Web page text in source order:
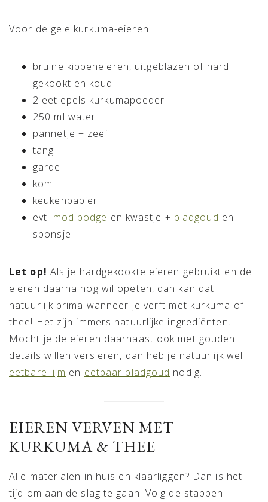
Voor de gele kurkuma-eieren:
bruine kippeneieren, uitgeblazen of hard
gekookt en koud
2 eetlepels kurkumapoeder
250 ml water
pannetje + zeef
tang
garde
kom
keukenpapier
evt: mod podge en kwastje + bladgoud en
sponsje
Let op! Als je hardgekookte eieren gebruikt en de
eieren daarna nog wil opeten, dan kan dat
natuurlijk prima wanneer je verft met kurkuma of
thee! Het zijn immers natuurlijke ingrediënten.
Mocht je de eieren daarnaast ook met gouden
details willen versieren, dan heb je natuurlijk wel
eetbare lijm en eetbaar bladgoud nodig.
EIEREN VERVEN MET
KURKUMA & THEE
Alle materialen in huis en klaarliggen? Dan is het
tijd om aan de slag te gaan! Volg de stappen